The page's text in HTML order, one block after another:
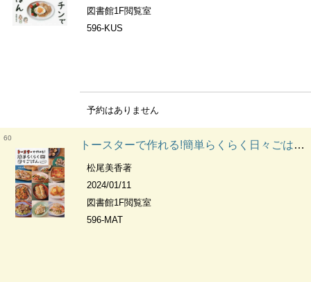
図書館1F閲覧室
596-KUS
予約はありません
60
トースターで作れる!簡単らくらく日々ごはん&おやつ
松尾美香著
2024/01/11
図書館1F閲覧室
596-MAT